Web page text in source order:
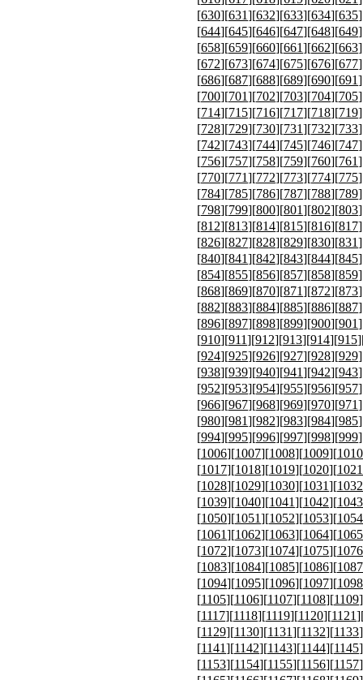
[630][631][632][633][634][635
[644][645][646][647][648][649
[658][659][660][661][662][663
[672][673][674][675][676][677
[686][687][688][689][690][691
[700][701][702][703][704][705
[714][715][716][717][718][719
[728][729][730][731][732][733
[742][743][744][745][746][747
[756][757][758][759][760][761
[770][771][772][773][774][775
[784][785][786][787][788][789
[798][799][800][801][802][803
[812][813][814][815][816][817
[826][827][828][829][830][831
[840][841][842][843][844][845
[854][855][856][857][858][859
[868][869][870][871][872][873
[882][883][884][885][886][887
[896][897][898][899][900][901
[910][911][912][913][914][915
[924][925][926][927][928][929
[938][939][940][941][942][943
[952][953][954][955][956][957
[966][967][968][969][970][971
[980][981][982][983][984][985
[994][995][996][997][998][999
[1006][1007][1008][1009][1010
[1017][1018][1019][1020][1021
[1028][1029][1030][1031][1032
[1039][1040][1041][1042][1043
[1050][1051][1052][1053][1054
[1061][1062][1063][1064][1065
[1072][1073][1074][1075][1076
[1083][1084][1085][1086][1087
[1094][1095][1096][1097][1098
[1105][1106][1107][1108][1109
[1117][1118][1119][1120][1121
[1129][1130][1131][1132][1133
[1141][1142][1143][1144][1145
[1153][1154][1155][1156][1157